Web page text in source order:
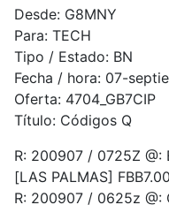
Desde: G8MNY
Para: TECH
Tipo / Estado: BN
Fecha / hora: 07-
Oferta: 4704_GB7CIP
Título: Códigos Q
R: 200907 / 0725Z @:
[LAS PALMAS]
R: 200907 / 0625z @: